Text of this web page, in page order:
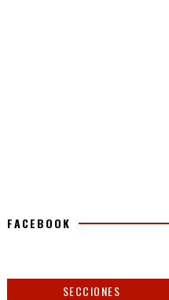
FACEBOOK
SECCIONES